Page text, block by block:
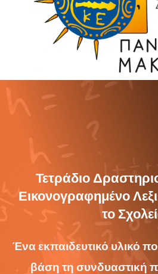
Τετράδιο
Εικονογραφημένο
το
Ένα εκπαιδευτικό υλικό
βάση τη συνδυαστική